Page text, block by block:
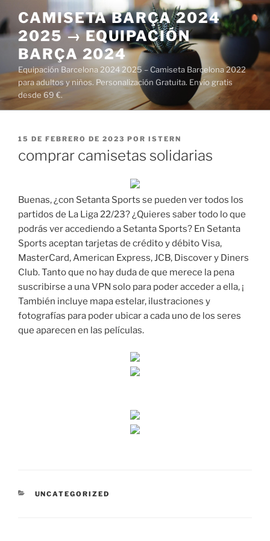
al
contenido
CAMISETA BARÇA 2024
2025 → EQUIPACIÓN
BARÇA 2024
Equipación Barcelona 2024 2025 – Camiseta Barcelona 2022
para adultos y niños. Personalización Gratuita. Envío gratis
desde 69 €.
PUBLICADO
15 DE FEBRERO DE 2023 POR ISTERN
comprar camisetas solidarias
Buenas, ¿con Setanta Sports se pueden ver todos los
partidos de La Liga 22/23? ¿Quieres saber todo lo que
podrás ver accediendo a Setanta Sports? En Setanta
Sports aceptan tarjetas de crédito y débito Visa,
MasterCard, American Express, JCB, Discover y Diners
Club. Tanto que no hay duda de que merece la pena
suscribirse a una VPN solo para poder acceder a ella, ¡
También incluye mapa estelar, ilustraciones y
fotografías para poder ubicar a cada uno de los seres
que aparecen en las películas.
CATEGORÍAS
UNCATEGORIZED